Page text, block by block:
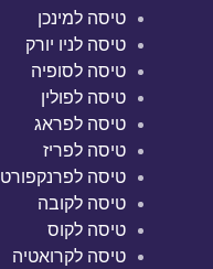
טיסה למינכן
טיסה לניו יורק
טיסה לסופיה
טיסה לפולין
טיסה לפראג
טיסה לפריז
טיסה לפרנקפורט
טיסה לקובה
טיסה לקוס
טיסה לקרואטיה